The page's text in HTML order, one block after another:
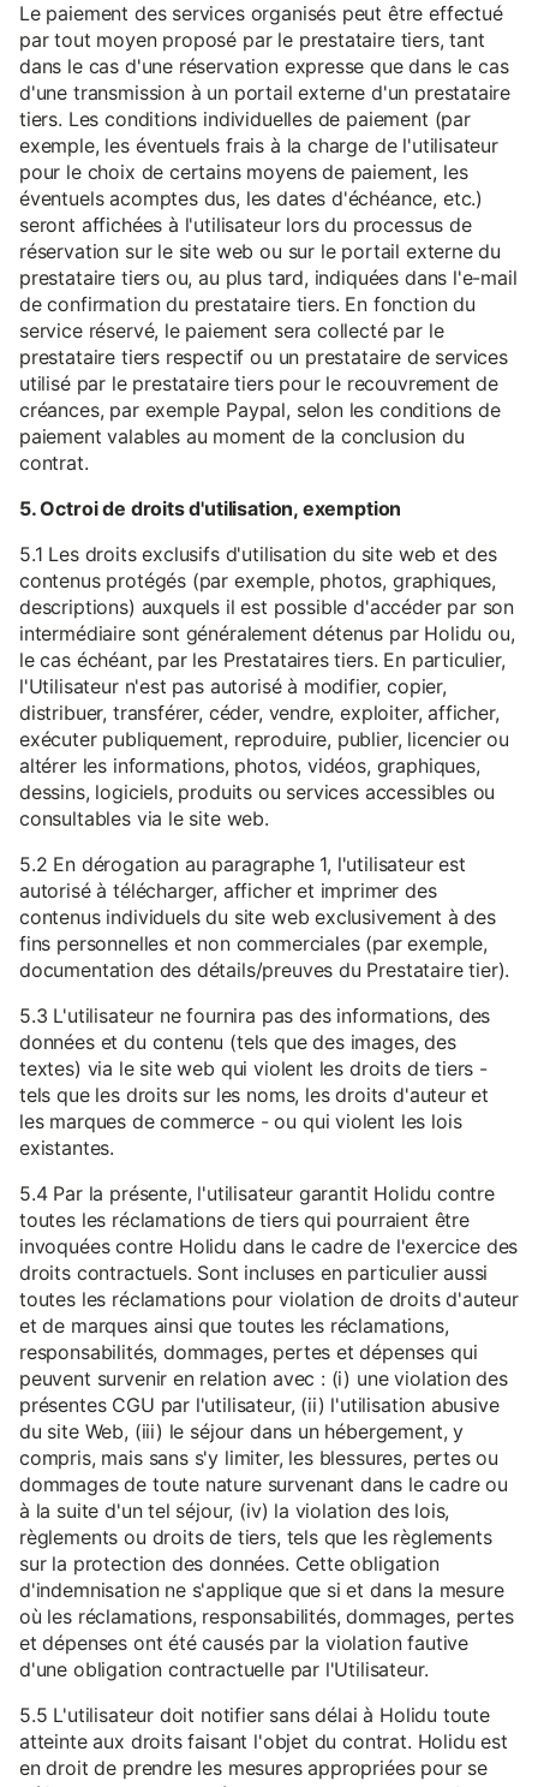
Le paiement des services organisés peut être effectué
par tout moyen proposé par le prestataire tiers, tant
dans le cas d'une réservation expresse que dans le cas
d'une transmission à un portail externe d'un prestataire
tiers. Les conditions individuelles de paiement (par
exemple, les éventuels frais à la charge de l'utilisateur
pour le choix de certains moyens de paiement, les
éventuels acomptes dus, les dates d'échéance, etc.)
seront affichées à l'utilisateur lors du processus de
réservation sur le site web ou sur le portail externe du
prestataire tiers ou, au plus tard, indiquées dans l'e-mail
de confirmation du prestataire tiers. En fonction du
service réservé, le paiement sera collecté par le
prestataire tiers respectif ou un prestataire de services
utilisé par le prestataire tiers pour le recouvrement de
créances, par exemple Paypal, selon les conditions de
paiement valables au moment de la conclusion du
contrat.
5. Octroi de droits d'utilisation, exemption
5.1 Les droits exclusifs d'utilisation du site web et des
contenus protégés (par exemple, photos, graphiques,
descriptions) auxquels il est possible d'accéder par son
intermédiaire sont généralement détenus par Holidu ou,
le cas échéant, par les Prestataires tiers. En particulier,
l'Utilisateur n'est pas autorisé à modifier, copier,
distribuer, transférer, céder, vendre, exploiter, afficher,
exécuter publiquement, reproduire, publier, licencier ou
altérer les informations, photos, vidéos, graphiques,
dessins, logiciels, produits ou services accessibles ou
consultables via le site web.
5.2 En dérogation au paragraphe 1, l'utilisateur est
autorisé à télécharger, afficher et imprimer des
contenus individuels du site web exclusivement à des
fins personnelles et non commerciales (par exemple,
documentation des détails/preuves du Prestataire tier).
5.3 L'utilisateur ne fournira pas des informations, des
données et du contenu (tels que des images, des
textes) via le site web qui violent les droits de tiers -
tels que les droits sur les noms, les droits d'auteur et
les marques de commerce - ou qui violent les lois
existantes.
5.4 Par la présente, l'utilisateur garantit Holidu contre
toutes les réclamations de tiers qui pourraient être
invoquées contre Holidu dans le cadre de l'exercice des
droits contractuels. Sont incluses en particulier aussi
toutes les réclamations pour violation de droits d'auteur
et de marques ainsi que toutes les réclamations,
responsabilités, dommages, pertes et dépenses qui
peuvent survenir en relation avec : (i) une violation des
présentes CGU par l'utilisateur, (ii) l'utilisation abusive
du site Web, (iii) le séjour dans un hébergement, y
compris, mais sans s'y limiter, les blessures, pertes ou
dommages de toute nature survenant dans le cadre ou
à la suite d'un tel séjour, (iv) la violation des lois,
règlements ou droits de tiers, tels que les règlements
sur la protection des données. Cette obligation
d'indemnisation ne s'applique que si et dans la mesure
où les réclamations, responsabilités, dommages, pertes
et dépenses ont été causés par la violation fautive
d'une obligation contractuelle par l'Utilisateur.
5.5 L'utilisateur doit notifier sans délai à Holidu toute
atteinte aux droits faisant l'objet du contrat. Holidu est
en droit de prendre les mesures appropriées pour se